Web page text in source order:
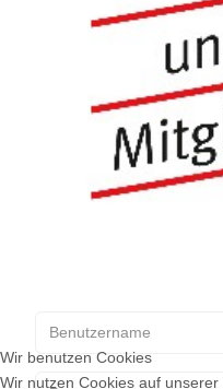
Passwort
Wir benutzen Cookies
Wir nutzen Cookies auf